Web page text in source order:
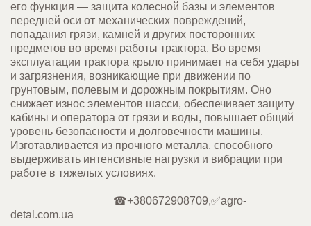
его функция — защита колесной базы и элементов
передней оси от механических повреждений,
попадания грязи, камней и других посторонних
предметов во время работы трактора. Во время
эксплуатации трактора крыло принимает на себя удары
и загрязнения, возникающие при движении по
грунтовым, полевым и дорожным покрытиям. Оно
снижает износ элементов шасси, обеспечивает защиту
кабины и оператора от грязи и воды, повышает общий
уровень безопасности и долговечности машины.
Изготавливается из прочного металла, способного
выдерживать интенсивные нагрузки и вибрации при
работе в тяжелых условиях.
☎+380672908709,✅agro-
detal.com.ua